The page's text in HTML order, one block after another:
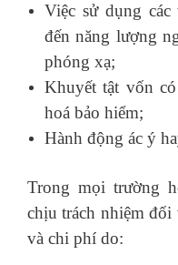
Việc sử dụng
đến năng lượng
phóng xạ;
Khuyết tật vốn
hoá bảo hiểm;
Hành động ác ý
Trong mọi trường
chịu trách nhiệm
và chi phí do: